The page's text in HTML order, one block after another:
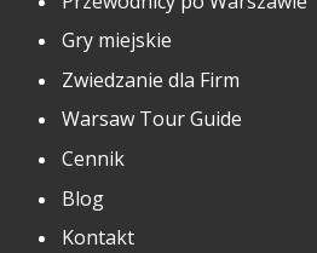
Gry miejskie
Zwiedzanie dla Firm
Warsaw Tour Guide
Cennik
Blog
Kontakt